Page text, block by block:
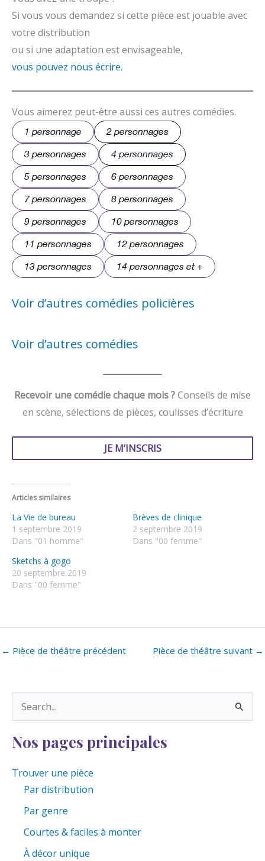
Si vous vous demandez si cette pièce est jouable avec
votre distribution
ou si une adaptation est envisageable,
vous pouvez nous écrire.
Vous aimerez peut-être aussi ces autres comédies.
1 personnage
2 personnages
3 personnages
4 personnages
5 personnages
6 personnages
7 personnages
8 personnages
9 personnages
10 personnages
11 personnages
12 personnages
13 personnages
14 personnages et +
Voir d’autres comédies policières
Voir d’autres comédies
Recevoir une comédie chaque mois ?Conseils de mise
en scène, sélections de pièces, coulisses d’écriture
JE M’INSCRIS
Articles similaires
La Vie de bureau
1 septembre 2019
Dans "01 homme"
Brèves de clinique
2 septembre 2019
Dans "00 femme"
Sketchs à gogo
20 septembre 2019
Dans "00 femme"
← Pièce de théâtre précédent Pièce de théâtre suivant →
e
c
e
Nos pages principales
Trouver une pièce
Par distribution
Par genre
Courtes & faciles à monter
À décor unique